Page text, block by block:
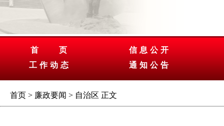
首 页
工作动态
信息公开
通知公告
首页 > 廉政要闻 > 自治区 正文